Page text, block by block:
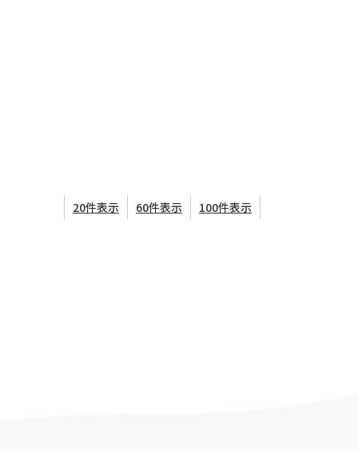
20件表示 60件表示 100件表示